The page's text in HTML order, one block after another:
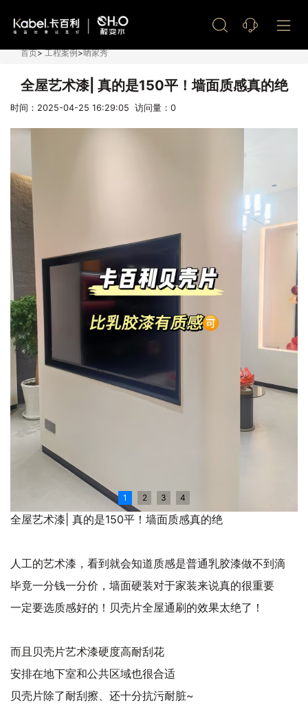
首页>工程案例>晒家秀
全屋艺术漆| 真的是150平！墙面质感真的绝
时间：2025-04-25 16:29:05 访问量： 0
1 2 3 4
全屋艺术漆| 真的是150平！墙面质感真的绝
人工的艺术漆，看到就会知道质感是普通乳胶漆做不到滴
毕竟一分钱一分价，墙面硬装对于家装来说真的很重要
一定要选质感好的！贝壳片全屋通刷的效果太绝了！
而且贝壳片艺术漆硬度高耐刮花
安排在地下室和公共区域也很合适
贝壳片除了耐刮擦、还十分抗污耐脏~